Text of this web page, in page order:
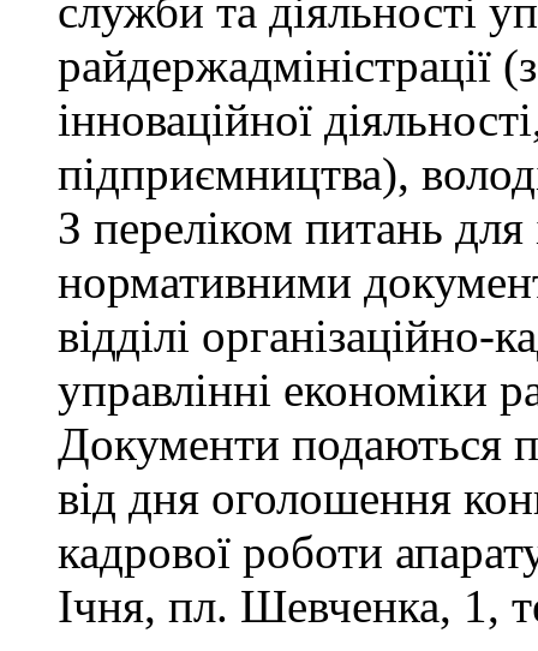
служби та діяльності
райдержадміністрації
інноваційної
підприємництва),
З переліком питань
нормативними
відділі організаційно-
управлінні економіки
Документи подаються
від дня оголошення
кадрової роботи
Ічня, пл. Шевченка, 1,